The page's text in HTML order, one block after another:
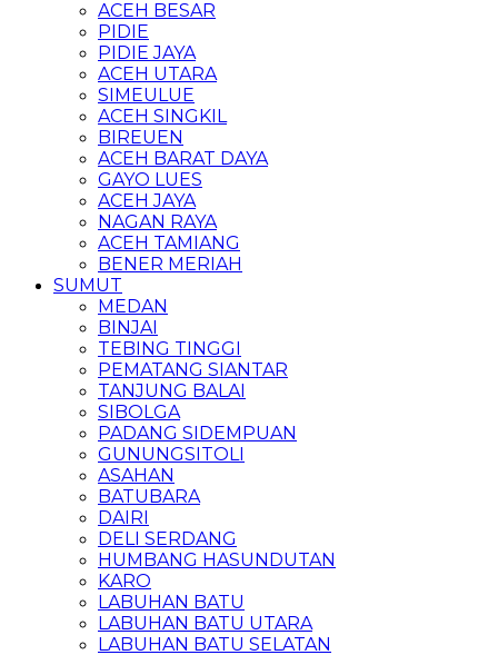
ACEH BESAR
PIDIE
PIDIE JAYA
ACEH UTARA
SIMEULUE
ACEH SINGKIL
BIREUEN
ACEH BARAT DAYA
GAYO LUES
ACEH JAYA
NAGAN RAYA
ACEH TAMIANG
BENER MERIAH
SUMUT
MEDAN
BINJAI
TEBING TINGGI
PEMATANG SIANTAR
TANJUNG BALAI
SIBOLGA
PADANG SIDEMPUAN
GUNUNGSITOLI
ASAHAN
BATUBARA
DAIRI
DELI SERDANG
HUMBANG HASUNDUTAN
KARO
LABUHAN BATU
LABUHAN BATU UTARA
LABUHAN BATU SELATAN